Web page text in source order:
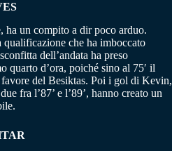
ha un compito a dir poco arduo.
che ha imboccato
dell’andata ha preso
quarto d’ora, poiché sino al 75′ il
del Besiktas. Poi i gol di Kevin,
fra l’87’ e l’89’, hanno creato un